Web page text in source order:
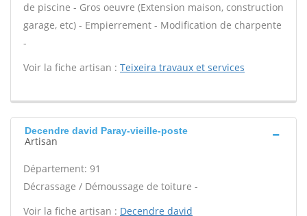
de piscine - Gros oeuvre (Extension maison, construction
garage, etc) - Empierrement - Modification de charpente
-
Voir la fiche artisan : Teixeira travaux et services
Decendre david Paray-vieille-poste
Artisan
Département: 91
Décrassage / Démoussage de toiture -
Voir la fiche artisan : Decendre david